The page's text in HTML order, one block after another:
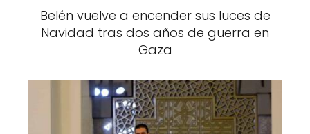
Belén vuelve a encender sus luces de
Navidad tras dos años de guerra en
Gaza